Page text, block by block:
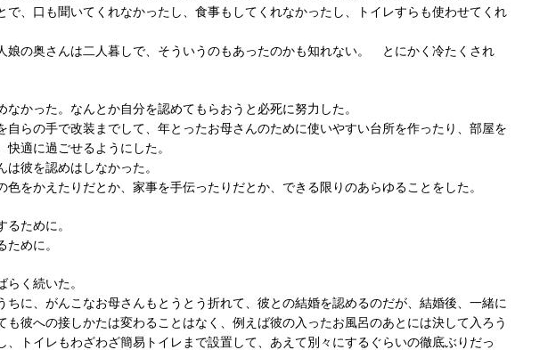
で、口も聞いてくれなかったし、食事もしてくれなかったし、トイレすらも使わせてくれ
娘の奥さんは二人暮しで、そういうのもあったのかも知れない。 とにかく冷たくされ
なかった。なんとか自分を認めてもらおうと必死に努力した。
自らの手で改装までして、年とったお母さんのために使いやすい台所を作ったり、部屋を
快適に過ごせるようにした。
は彼を認めはしなかった。
色をかえたりだとか、家事を手伝ったりだとか、できる限りのあらゆることをした。
るために。
ために。
らく続いた。
ちに、がんこなお母さんもとうとう折れて、彼との結婚を認めるのだが、結婚後、一緒に
も彼への接しかたは変わることはなく、例えば彼の入ったお風呂のあとには決して入ろう
、トイレもわざわざ簡易トイレまで設置して、あえて別々にするぐらいの徹底ぶりだっ